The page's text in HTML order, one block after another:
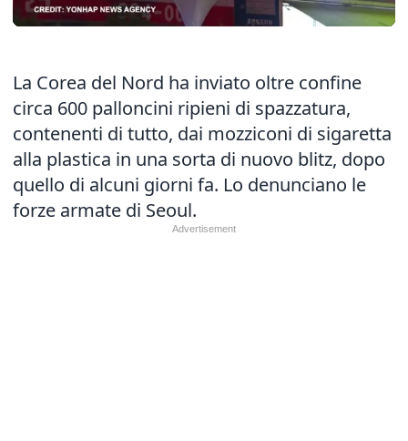
La Corea del Nord ha inviato oltre confine
circa 600 palloncini ripieni di spazzatura,
contenenti di tutto, dai mozziconi di sigaretta
alla plastica in una sorta di nuovo blitz, dopo
quello di alcuni giorni fa. Lo denunciano le
forze armate di Seoul.